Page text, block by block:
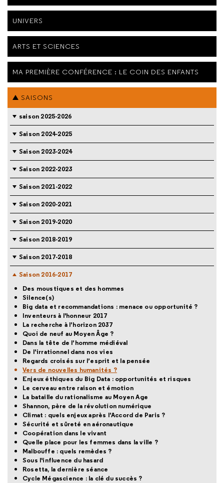
UNIVERS
ARTS ET SCIENCES
MA PREMIÈRE CONFÉRENCE : LE COIN DES ENFANTS
SAISONS
saison 2025-2026
Saison 2024-2025
Saison 2023-2024
Saison 2022-2023
Saison 2021-2022
Saison 2020-2021
Saison 2019-2020
Saison 2018-2019
Saison 2017-2018
Saison 2016-2017
Des moustiques et des hommes
Silence(s)
Big data et recommandations : menace ou opportunité ?
Inventeurs à l'honneur 2017
La recherche à l’horizon 2037
Quoi de neuf au Moyen Âge ?
Dans la tête de l’homme médiéval
De l’irrationnel dans nos vies
Regards croisés sur l’esprit et la pensée
Vers de nouvelles humanités ?
Enjeux éthiques du Big Data : opportunités et risques
Le cerveau entre raison et émotion
La bataille du rationalisme au Moyen Age
Shannon, père de la révolution numérique
Climat : quels enjeux après l’Accord de Paris ?
Sécurité et sûreté en aéronautique
Coopération dans le vivant
Quelle place pour les femmes dans la ville ?
Malbouffe : quels remèdes ?
Sous l'influence du hasard
Rosetta, la dernière séance
Cycle Mégascience : la clé du succès ?